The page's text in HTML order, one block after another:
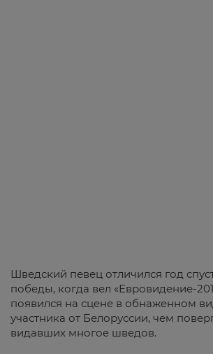
Шведский певец отличился год
победы, когда вел «Евровидение-
появился на сцене в обнаженном
участника от Белоруссии, чем
видавших многое шведов.